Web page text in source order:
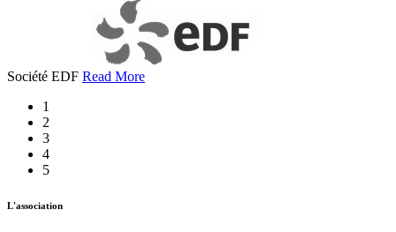
Société EDF Read More
1
2
3
4
5
L'association